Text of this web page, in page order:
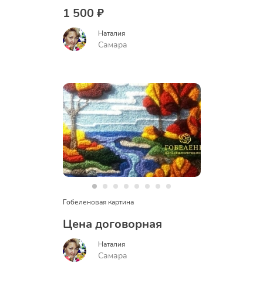
1 500 ₽
Наталия
Самара
Гобеленовая картина
Цена договорная
Наталия
Самара